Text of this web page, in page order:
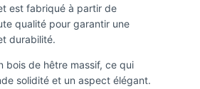
est fabriqué à partir de
qualité pour garantir une
durabilité.
bois de hêtre massif, ce qui
solidité et un aspect élégant.